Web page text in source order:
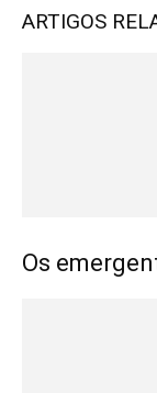
ARTIGOS
Os